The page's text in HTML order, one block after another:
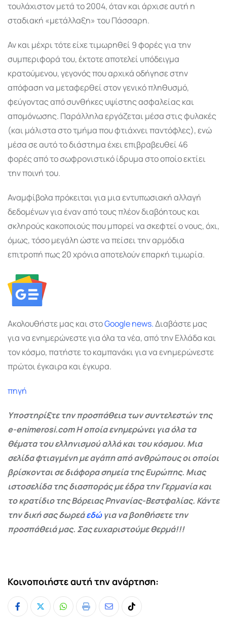
τουλάχιστον μετά το 2004, όταν και άρχισε αυτή η
σταδιακή «μετάλλαξη» του Πάσσαρη.
Αν και μέχρι τότε είχε τιμωρηθεί 9 φορές για την
συμπεριφορά του, έκτοτε αποτελεί υπόδειγμα
κρατούμενου, γεγονός που αρχικά οδήγησε στην
απόφαση να μεταφερθεί στον γενικό πληθυσμό,
φεύγοντας από συνθήκες υψίστης ασφαλείας και
απομόνωσης. Παράλληλα εργάζεται μέσα στις φυλακές
(και μάλιστα στο τμήμα που φτιάχνει παντόφλες), ενώ
μέσα σε αυτό το διάστημα έχει επιβραβευθεί 46
φορές από το σωφρονιστικό ίδρυμα στο οποίο εκτίει
την ποινή του.
Αναμφίβολα πρόκειται για μια εντυπωσιακή αλλαγή
δεδομένων για έναν από τους πλέον διαβόητους και
σκληρούς κακοποιούς που μπορεί να σκεφτεί ο νους, όχι,
όμως, τόσο μεγάλη ώστε να πείσει την αρμόδια
επιτροπή πως 20 χρόνια αποτελούν επαρκή τιμωρία.
Ακολουθήστε μας και στοGooglenews.Διαβάστε μας
για να ενημερώνεστε για όλα τα νέα, από την Ελλάδα και
τον κόσμο, πατήστε το καμπανάκι για να ενημερώνεστε
πρώτοι έγκαιρα και έγκυρα.
πηγή
Υποστηρίξτε την προσπάθεια των συντελεστών της
e-enimerosi.com Η οποία ενημερώνει για όλα τα
θέματα του ελληνισμού αλλά και του κόσμου. Μια
σελίδα φτιαγμένη με αγάπη από ανθρώπους οι οποίοι
βρίσκονται σε διάφορα σημεία της Ευρώπης. Μιας
ιστοσελίδα της διασποράς με έδρα την Γερμανία και
το κρατίδιο της Βόρειας Ρηνανίας-Βεστφαλίας. Κάντε
την δική σας δωρεάεδώγια να βοηθήσετε την
προσπάθειά μας. Σας ευχαριστούμε θερμά!!!
Κοινοποιήστε αυτή την ανάρτηση:
Whatsapp
Print
ShareTiktok